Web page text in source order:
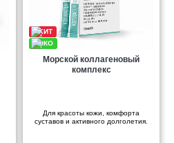
Морской коллагеновый
комплекс
Для красоты кожи, комфорта
суставов и активного долголетия.